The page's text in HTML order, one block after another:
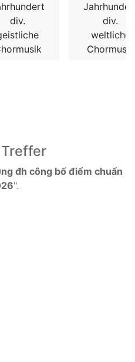
div.
div.
weltliche
Chormusik
đh công bố điểm chuẩn
".